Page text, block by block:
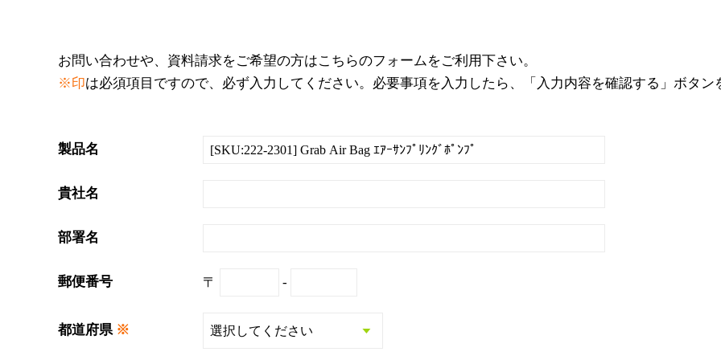
お問い合わせや、資料請求をご希望の方はこちらのフォームをご利用下さい。
※印は必須項目ですので、必ず入力してください。必要事項を入力したら、「入力内容を確認する」ボタン
製品名
貴社名
部署名
郵便番号 〒 -
都道府県 ※